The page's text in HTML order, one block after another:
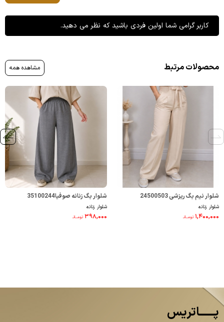
کاربر گرامی شما اولین فردی باشید که نظر می دهید.
محصولات مرتبط مشاهده همه
شلوار نیم بگ ریزشی 24500503
شلوار زنانه
۱,۴۰۰,۰۰۰ تومــانـ
شلوار بگ زنانه صوفیا35100244
شلوار زنانه
۳۹۸,۰۰۰ تومــانـ
پــــــاتریس